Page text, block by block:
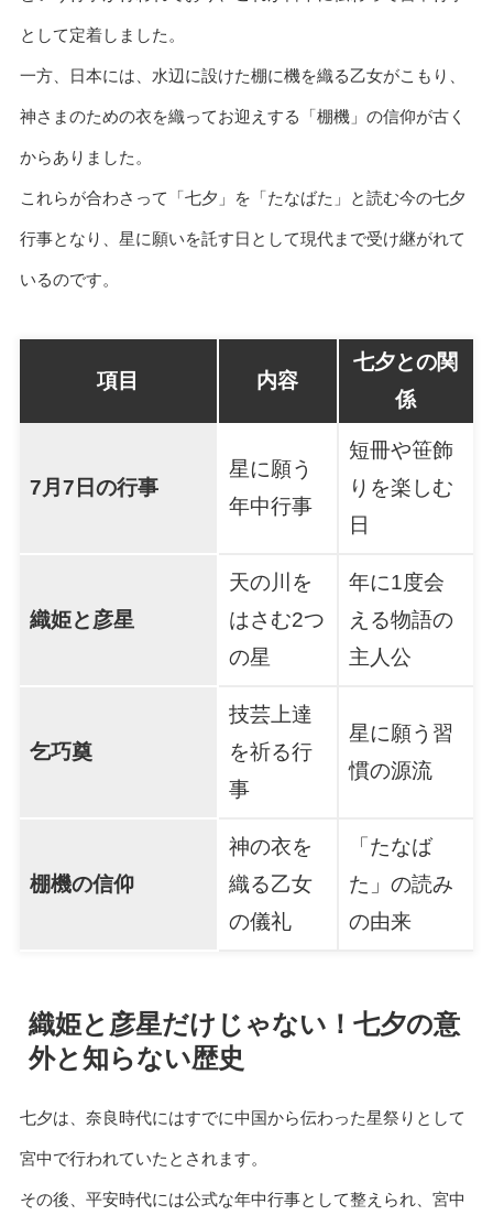
として定着しました。
一方、日本には、水辺に設けた棚に機を織る乙女がこもり、
神さまのための衣を織ってお迎えする「棚機」の信仰が古く
からありました。
これらが合わさって「七夕」を「たなばた」と読む今の七夕
行事となり、星に願いを託す日として現代まで受け継がれて
いるのです。
項目 内容
七夕との関
係
7月7日の行事
星に願う
年中行事
短冊や笹飾
りを楽しむ
日
織姫と彦星
天の川を
はさむ2つ
の星
年に1度会
える物語の
主人公
乞巧奠
技芸上達
を祈る行
事
星に願う習
慣の源流
棚機の信仰
神の衣を
織る乙女
の儀礼
「たなば
た」の読み
の由来
織姫と彦星だけじゃない！七夕の意
外と知らない歴史
七夕は、奈良時代にはすでに中国から伝わった星祭りとして
宮中で行われていたとされます。
その後、平安時代には公式な年中行事として整えられ、宮中